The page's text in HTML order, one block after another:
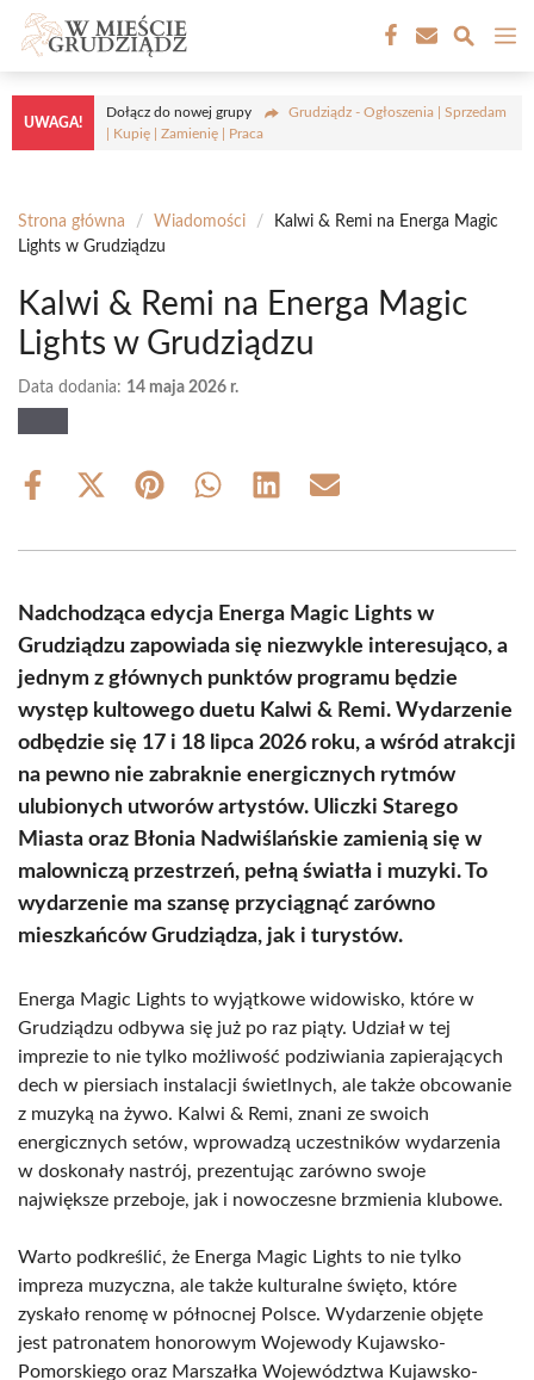
Przejdź
treści
UWAGA!
Dołącz do nowej grupy
Grudziądz - Ogłoszenia | Sprzedam
| Kupię | Zamienię | Praca
Strona główna / Wiadomości /
Kalwi & Remi na Energa Magic
Lights w Grudziądzu
Kalwi & Remi na Energa Magic
Lights w Grudziądzu
Data dodania: 14 maja 2026 r.
Share
Share
(Twitter)
Share Share Share Share
Nadchodząca edycja Energa Magic Lights w
Grudziądzu zapowiada się niezwykle interesująco, a
jednym z głównych punktów programu będzie
występ kultowego duetu Kalwi & Remi. Wydarzenie
odbędzie się 17 i 18 lipca 2026 roku, a wśród atrakcji
na pewno nie zabraknie energicznych rytmów
ulubionych utworów artystów. Uliczki Starego
Miasta oraz Błonia Nadwiślańskie zamienią się w
malowniczą przestrzeń, pełną światła i muzyki. To
wydarzenie ma szansę przyciągnąć zarówno
mieszkańców Grudziądza, jak i turystów.
Energa Magic Lights to wyjątkowe widowisko, które w
Grudziądzu odbywa się już po raz piąty. Udział w tej
imprezie to nie tylko możliwość podziwiania zapierających
dech w piersiach instalacji świetlnych, ale także obcowanie
z muzyką na żywo. Kalwi & Remi, znani ze swoich
energicznych setów, wprowadzą uczestników wydarzenia
w doskonały nastrój, prezentując zarówno swoje
największe przeboje, jak i nowoczesne brzmienia klubowe.
Warto podkreślić, że Energa Magic Lights to nie tylko
impreza muzyczna, ale także kulturalne święto, które
zyskało renomę w północnej Polsce. Wydarzenie objęte
jest patronatem honorowym Wojewody Kujawsko-
Pomorskiego oraz Marszałka Województwa Kujawsko-